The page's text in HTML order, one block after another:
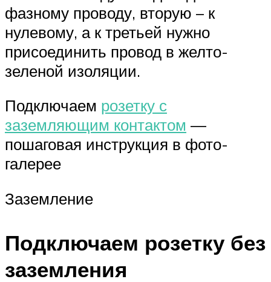
фазному проводу, вторую – к
нулевому, а к третьей нужно
присоединить провод в желто-
зеленой изоляции.
Подключаем розетку с
заземляющим контактом —
пошаговая инструкция в фото-
галерее
Заземление
Подключаем розетку без
заземления